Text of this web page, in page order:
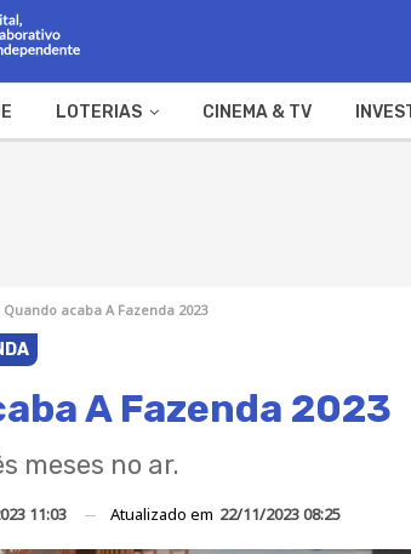
LOTERIAS CINEMA & TV
Quando acaba A Fazenda 2023
A Fazenda 2023
meses no ar.
11:03 Atualizado em 22/11/2023 08:25